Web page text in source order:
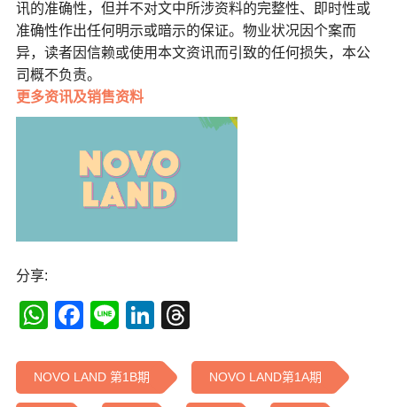
讯的准确性，但并不对文中所涉资料的完整性、即时性或
准确性作出任何明示或暗示的保证。物业状况因个案而
异，读者因信赖或使用本文资讯而引致的任何损失，本公
司概不负责。
更多资讯及销售资料
分享:
WhatsApp
Facebook
LineLinkedIn
NOVO LAND 第1B期 NOVO LAND第1A期